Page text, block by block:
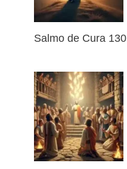
Salmo de Cura 130